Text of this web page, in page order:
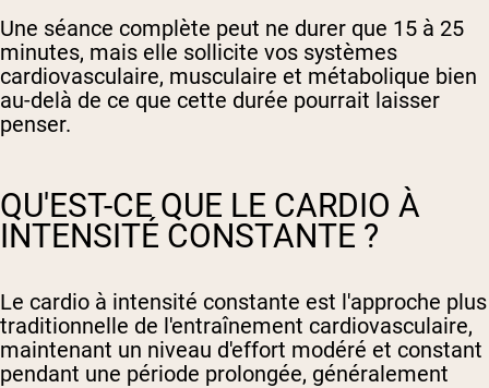
Une séance complète peut ne durer que 15 à 25
minutes, mais elle sollicite vos systèmes
cardiovasculaire, musculaire et métabolique bien
au-delà de ce que cette durée pourrait laisser
penser.
QU'EST-CE QUE LE CARDIO À
INTENSITÉ CONSTANTE ?
Le cardio à intensité constante est l'approche plus
traditionnelle de l'entraînement cardiovasculaire,
maintenant un niveau d'effort modéré et constant
pendant une période prolongée, généralement